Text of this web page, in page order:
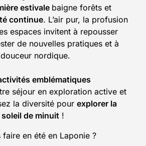
estivale baigne forêts et
continue. L’air pur, la profusion
espaces invitent à repousser
de nouvelles pratiques et à
nordique.
emblématiques
séjour en exploration active et
la diversité pour explorer la
de minuit !